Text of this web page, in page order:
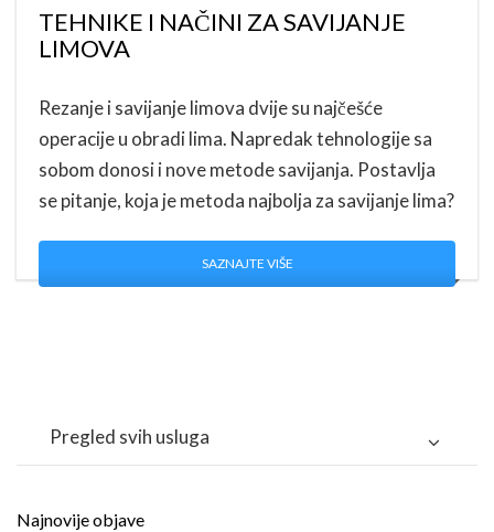
TEHNIKE I NAČINI ZA SAVIJANJE
LIMOVA
Rezanje i savijanje limova dvije su najčešće
operacije u obradi lima. Napredak tehnologije sa
sobom donosi i nove metode savijanja. Postavlja
se pitanje, koja je metoda najbolja za savijanje lima?
SAZNAJTE VIŠE
Pregled svih usluga
Najnovije objave